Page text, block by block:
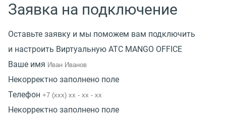
Заявка на подключение
Оставьте заявку и мы поможем вам подключить
и настроить Виртуальную АТС MANGO OFFICE
Ваше имя
Некорректно заполнено поле
Телефон
Некорректно заполнено поле